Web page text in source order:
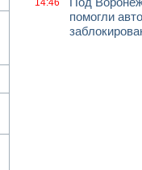
14:46
помогли